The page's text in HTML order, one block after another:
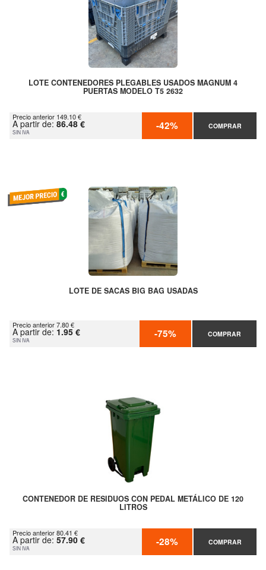
LOTE CONTENEDORES PLEGABLES USADOS MAGNUM 4
PUERTAS MODELO T5 2632
Precio anterior 149.10 €
A partir de: 86.48 €
SIN IVA -42% COMPRAR
LOTE DE SACAS BIG BAG USADAS
Precio anterior 7.80 €
A partir de: 1.95 €
SIN IVA -75% COMPRAR
CONTENEDOR DE RESIDUOS CON PEDAL METÁLICO DE 120
LITROS
Precio anterior 80.41 €
A partir de: 57.90 €
SIN IVA -28% COMPRAR